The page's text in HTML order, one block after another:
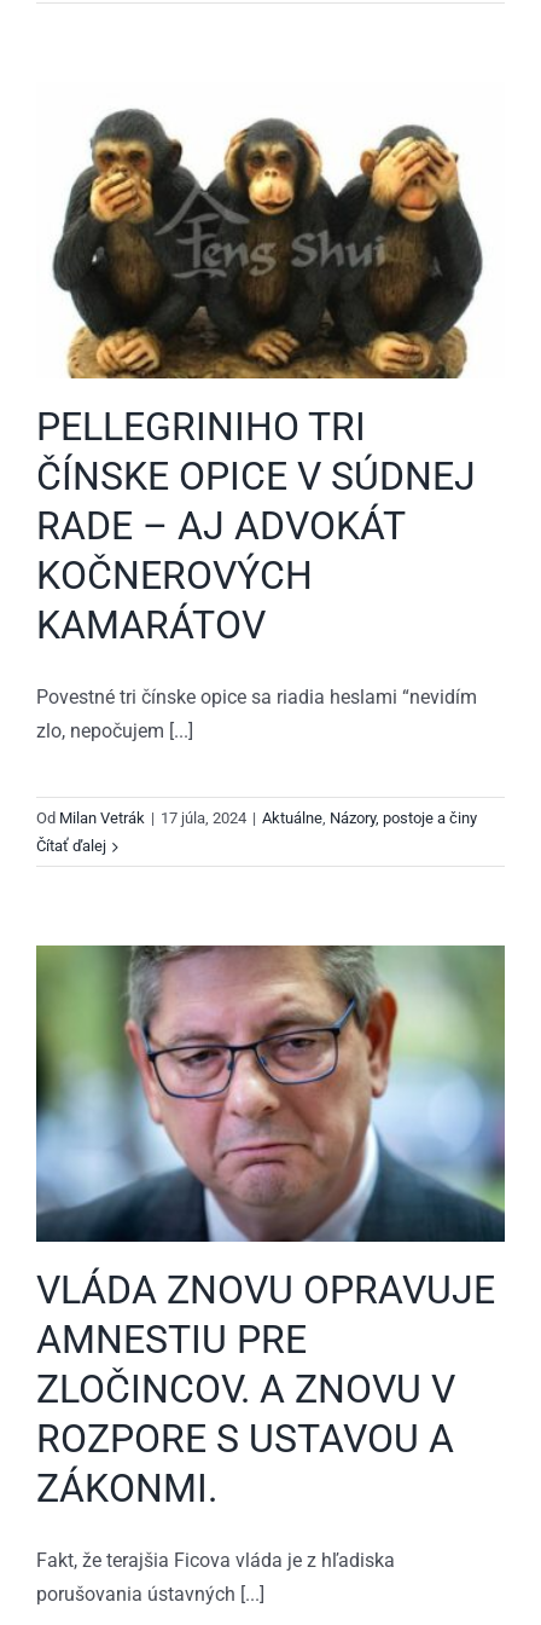
PELLEGRINIHO TRI
ČÍNSKE OPICE V SÚDNEJ
RADE – AJ ADVOKÁT
KOČNEROVÝCH
KAMARÁTOV
Povestné tri čínske opice sa riadia heslami “nevidím
zlo, nepočujem [...]
Od Milan Vetrák | 17 júla, 2024 | Aktuálne, Názory, postoje a činy
Čítať ďalej
VLÁDA ZNOVU OPRAVUJE
AMNESTIU PRE
ZLOČINCOV. A ZNOVU V
ROZPORE S USTAVOU A
ZÁKONMI.
Fakt, že terajšia Ficova vláda je z hľadiska
porušovania ústavných [...]